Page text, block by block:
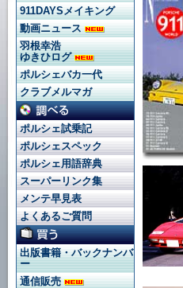
911DAYSメイキング
動画ニュース
羽根幸浩
ゆきひログ
ポルシェバカ一代
クラブメルマガ
ポルシェ試乗記
ポルシェスペック
ポルシェ用語辞典
スーパーリンク集
メンテ早見表
よくあるご質問
出版書籍・バックナンバ
ー
通信販売